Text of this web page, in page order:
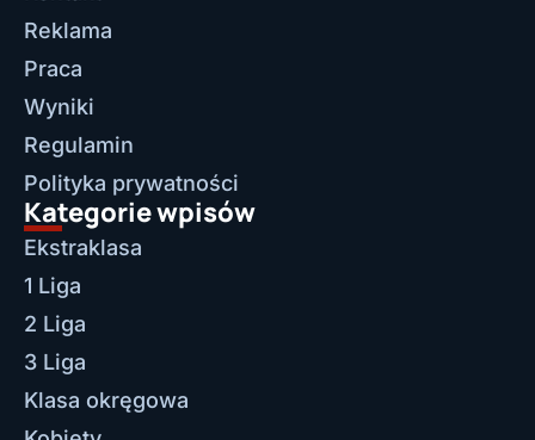
Reklama
Praca
Wyniki
Regulamin
Polityka prywatności
Kategorie wpisów
Ekstraklasa
1 Liga
2 Liga
3 Liga
Klasa okręgowa